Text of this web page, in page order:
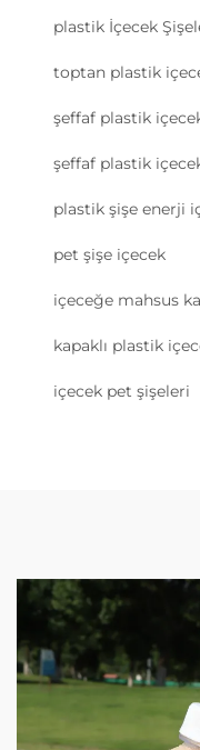
plastik İçecek
toptan plastik
şeffaf plastik
şeffaf plastik
plastik şişe enerji
pet şişe içecek
içeceğe mahsus
kapaklı plastik
içecek pet şişeleri